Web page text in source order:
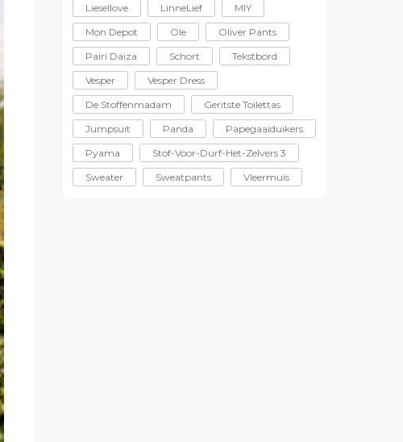
Liesellove
LinneLief
MIY
Mon Depot
Ole
Oliver Pants
Pairi Daiza
Schort
Tekstbord
Vesper
Vesper Dress
De Stoffenmadam
Geritste Toilettas
Jumpsuit
Panda
Papegaaiduikers
Pyama
Stof-Voor-Durf-Het-Zelvers 3
Sweater
Sweatpants Vleermuis